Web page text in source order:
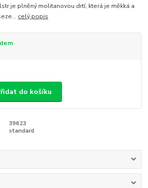
je plněný molitanovou drtí, která je měkká a
celý popis
do košíku
39623
standard